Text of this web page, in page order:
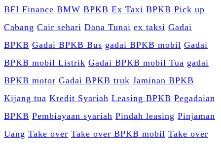
BFI Finance BMW BPKB Ex Taxi BPKB Pick up
Cabang Cair sehari Dana Tunai ex taksi Gadai
BPKB Gadai BPKB Bus gadai BPKB mobil Gadai
BPKB mobil Listrik Gadai BPKB mobil Tua gadai
BPKB motor Gadai BPKB truk Jaminan BPKB
Kijang tua Kredit Syariah Leasing BPKB Pegadaian
BPKB Pembiayaan syariah Pindah leasing Pinjaman
Uang Take over Take over BPKB mobil Take over